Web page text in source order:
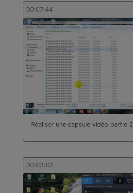
00:07:44
Réaliser une capsule vidéo partie 2
00:03:02
bâtiment
Technologie
Travail des métaux en feuilles
Turc